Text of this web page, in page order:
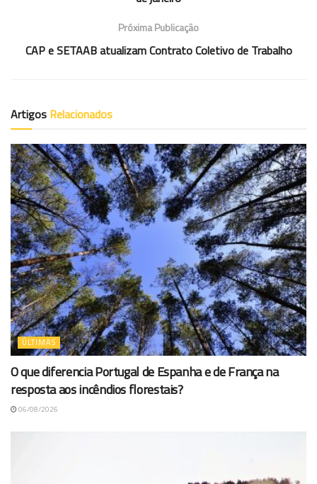
Próxima Publicação
CAP e SETAAB atualizam Contrato Coletivo de Trabalho
Artigos Relacionados
ÚLTIMAS
O que diferencia Portugal de Espanha e de França na
resposta aos incêndios florestais?
06/08/2026